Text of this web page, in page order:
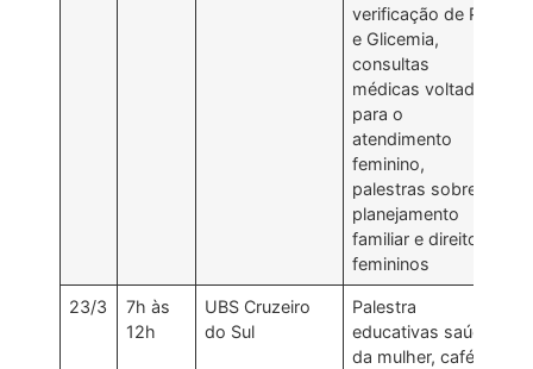
verificação de PA
e Glicemia,
consultas
médicas voltadas
para o
atendimento
feminino,
palestras sobre
planejamento
familiar e direitos
femininos
23/3
7h às
12h
UBS Cruzeiro
do Sul
Palestra
educativas saúde
da mulher, café